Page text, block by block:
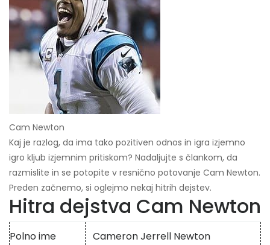
Cam Newton
Kaj je razlog, da ima tako pozitiven odnos in igra izjemno
igro kljub izjemnim pritiskom? Nadaljujte s člankom, da
razmislite in se potopite v resnično potovanje Cam Newton.
Preden začnemo, si oglejmo nekaj hitrih dejstev.
Hitra dejstva Cam Newton
Polno ime Cameron Jerrell Newton